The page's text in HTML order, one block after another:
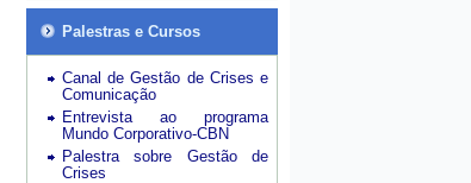
Palestras e Cursos
Canal de Gestão de Crises e
Comunicação
Entrevista ao programa
Mundo Corporativo-CBN
Palestra sobre Gestão de
Crises